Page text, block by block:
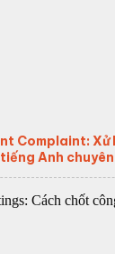
Complaint: Xử
Anh